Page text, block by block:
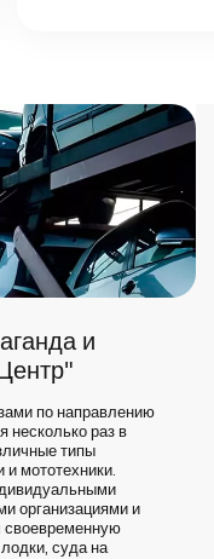
и
по направлению
несколько раз в
типы
и мототехники.
организациями и
своевременную
суда на